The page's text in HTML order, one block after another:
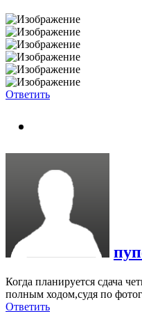
Ответить
Когда планируется сдача
полным ходом,судя по
Ответить